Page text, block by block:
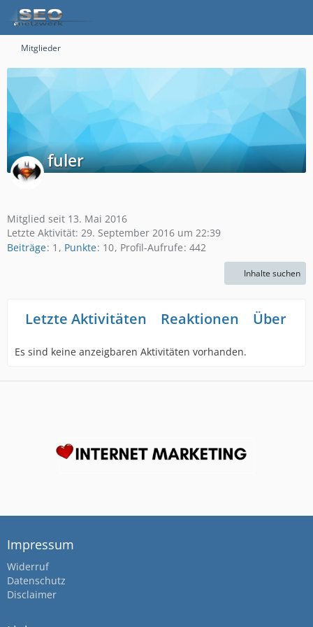
Mitglieder
fuler
Mitglied seit 13. Mai 2016
Letzte Aktivität: 29. September 2016 um 22:39
Beiträge 1 Punkte 10 Profil-Aufrufe 442
Inhalte suchen
Letzte Aktivitäten Reaktionen Über
Es sind keine anzeigbaren Aktivitäten vorhanden.
Impressum
Widerruf
Datenschutz
Disclaimer